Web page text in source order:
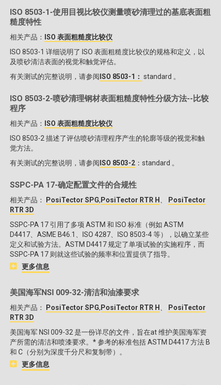
ISO 8503-1-使用目视比较仪测量喷砂清理过的基底表面粗
糙度特性
相关产品：
ISO 表面粗糙度比较仪
ISO 8503-1 详细说明了 ISO 表面粗糙度比较仪的规格和定义，以
及喷砂清洁表面的视觉和触觉评估。
有关测试的完整说明，请参阅 ISO 8503-1： standard 。
ISO 8503-2-喷砂清理钢材表面粗糙度特性分级方法--比较
程序
相关产品：
ISO 表面粗糙度比较仪
ISO 8503-2 描述了评估喷砂清理程序产生的轮廓等级的视觉和触
觉方法。
有关测试的完整说明，请参阅 ISO 8503-2 ：standard 。
SSPC-PA 17-确定配置文件的合规性
相关产品： PosiTector SPG, PosiTector RTR H
PosiTector
RTR 3D
SSPC-PA 17 引用了多项 ASTM 和 ISO 标准（例如 ASTM
D4417、ASME B46.1、ISO 4287、ISO 8503-4 等），以确立某些
定义和试验方法。ASTM D4417 规定了单项试验的实施程序，而
SSPC-PA 17 则就这些试验的频率和位置提供了指导。
更多信息
美国海军NSI 009-32-清洁和油漆要求
相关产品： PosiTector SPG, PosiTector RTR H
PosiTector
RTR 3D
美国海军 NSI 009-32 是一份详尽的文件，旨在at 维护美国海军资
产所需的清洁和喷漆要求。* 参考的标准包括 ASTM D4417 方法 B
和 C（分别为深度千分尺和复制带）。
更多信息